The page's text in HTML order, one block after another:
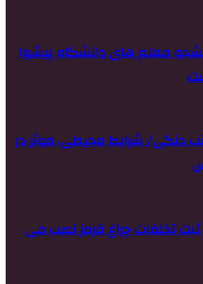
معلم های دانشگاه پیشوا
دنگی/ شرایط محیطی، موثر در
ثبت تخلفات چراغ قرمز نصب می